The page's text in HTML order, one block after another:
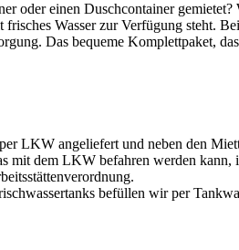
oder einen Duschcontainer
Wasser zur Verfügung steht.
Das bequeme Komplettpaket,
LKW angeliefert und neben den
mit dem LKW befahren werden kann,
befüllen wir per